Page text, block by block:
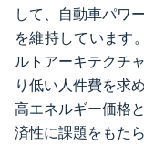
して、自動車パワ
を維持しています
ルトアーキテクチ
り低い人件費を求
高エネルギー価格
済性に課題をもた